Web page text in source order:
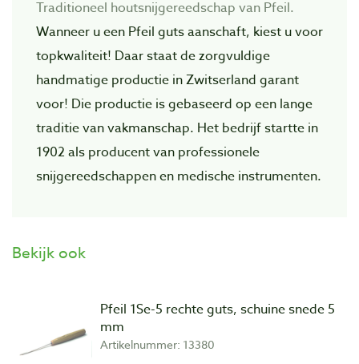
Traditioneel houtsnijgereedschap van Pfeil.
Wanneer u een Pfeil guts aanschaft, kiest u voor
topkwaliteit! Daar staat de zorgvuIdige
handmatige productie in Zwitserland garant
voor! Die productie is gebaseerd op een lange
traditie van vakmanschap. Het bedrijf startte in
1902 als producent van professionele
snijgereedschappen en medische instrumenten.
Bekijk ook
Pfeil 1Se-5 rechte guts, schuine snede 5
mm
Artikelnummer: 13380